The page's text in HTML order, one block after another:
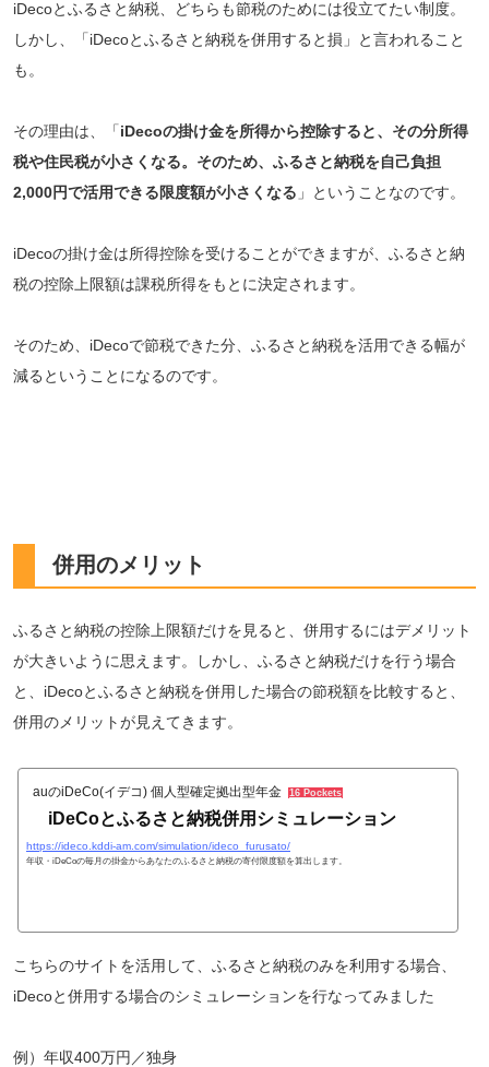
iDecoとふるさと納税、どちらも節税のためには役立てたい制度。
しかし、「iDecoとふるさと納税を併用すると損」と言われること
も。
その理由は、「iDecoの掛け金を所得から控除すると、その分所得
税や住民税が小さくなる。そのため、ふるさと納税を自己負担
2,000円で活用できる限度額が小さくなる 」ということなのです。
iDecoの掛け金は所得控除を受けることができますが、ふるさと納
税の控除上限額は課税所得をもとに決定されます。
そのため、iDecoで節税できた分、ふるさと納税を活用できる幅が
減るということになるのです。
併用のメリット
ふるさと納税の控除上限額だけを見ると、併用するにはデメリット
が大きいように思えます。しかし、ふるさと納税だけを行う場合
と、iDecoとふるさと納税を併用した場合の節税額を比較すると、
併用のメリットが見えてきます。
auのiDeCo(イデコ) 個人型確定拠出型年金 16 Pockets
iDeCoとふるさと納税併用シミュレーション
https://ideco.kddi-am.com/simulation/ideco_furusato/
年収・iDeCoの毎月の掛金からあなたのふるさと納税の寄付限度額を算出します。
こちらのサイトを活用して、ふるさと納税のみを利用する場合、
iDecoと併用する場合のシミュレーションを行なってみました
例） 年収400万円／独身